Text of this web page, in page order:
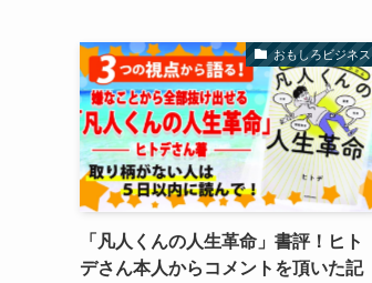
おもしろビジネス
「凡人くんの人生革命」書評！ヒト
デさん本人からコメントを頂いた記